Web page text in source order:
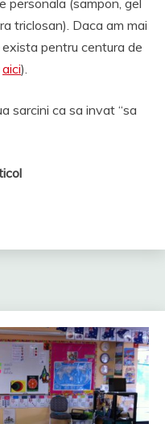
personala (sampon, gel
triclosan). Daca am mai
pentru centura de
aici).
sarcini ca sa invat “sa